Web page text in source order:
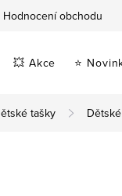
Hodnocení obchodu
💥 Akce ⭐
tašky